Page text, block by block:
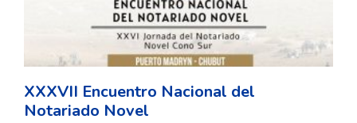
XXXVII Encuentro Nacional del
Notariado Novel